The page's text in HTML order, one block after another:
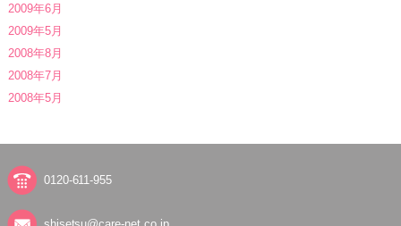
2009年6月
2009年5月
2008年8月
2008年7月
2008年5月
0120-611-955